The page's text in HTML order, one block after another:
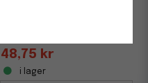
48,75 kr
i lager